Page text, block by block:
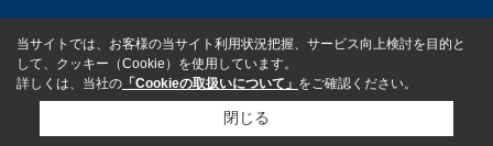
当サイトでは、お客様の当サイト利用状況把握、サービス向上検討を目的と
して、クッキー（Cookie）を使用しています。
詳しくは、当社の 「Cookieの取扱いについて」 をご確認ください。
閉じる